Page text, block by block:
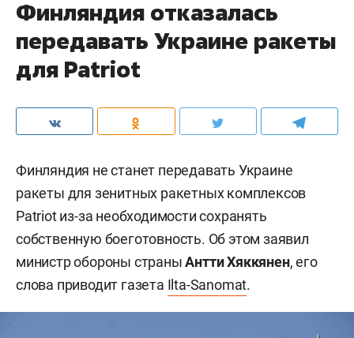
Финляндия отказалась
передавать Украине ракеты
для Patriot
Финляндия не станет передавать Украине
ракеты для зенитных ракетных комплексов
Patriot из-за необходимости сохранять
собственную боеготовность. Об этом заявил
министр обороны страныАнтти Хяккянен, его
слова приводит газета Ilta-Sanomat.